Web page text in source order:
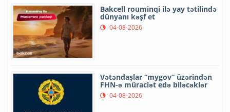
Bakcell rouminqi ilə yay tətilində
dünyanı kəşf et
04-08-2026
Vətəndaşlar “mygov” üzərindən
FHN-ə müraciət edə biləcəklər
04-08-2026